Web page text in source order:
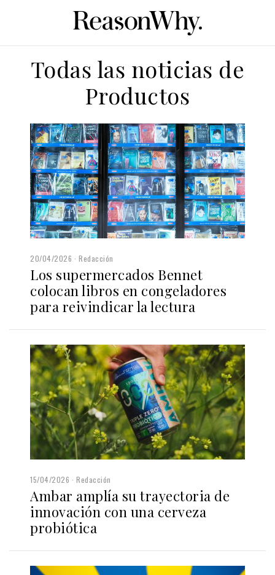
Todas las noticias de
Productos
20/04/2026 Redacción
Los supermercados Bennet
colocan libros en congeladores
para reivindicar la lectura
15/04/2026 Redacción
Ambar amplía su trayectoria de
innovación con una cerveza
probiótica